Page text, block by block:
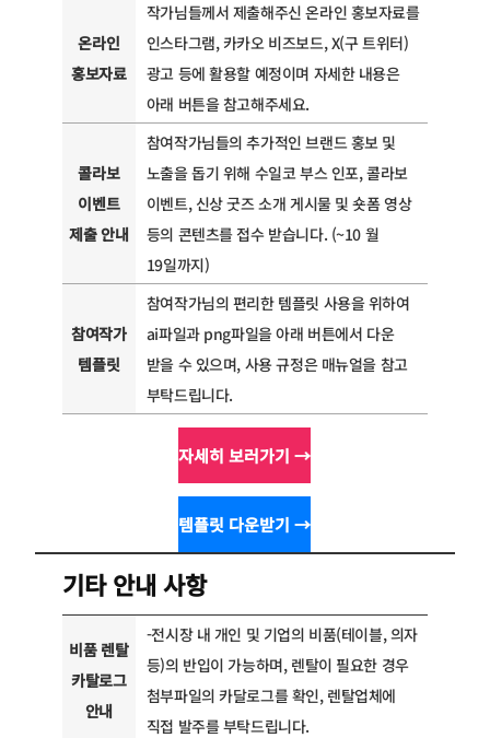
온라인
홍보자료
작가님들께서 제출해주신 온라인 홍보자료를
인스타그램, 카카오 비즈보드, X(구 트위터)
광고 등에 활용할 예정이며 자세한 내용은
아래 버튼을 참고해주세요.
콜라보
이벤트
제출 안내
참여작가님들의 추가적인 브랜드 홍보 및
노출을 돕기 위해 수일코 부스 인포, 콜라보
이벤트, 신상 굿즈 소개 게시물 및 숏폼 영상
등의 콘텐츠를 접수 받습니다. (~10 월
19일까지)
참여작가
템플릿
참여작가님의 편리한 템플릿 사용을 위하여
ai파일과 png파일을 아래 버튼에서 다운
받을 수 있으며, 사용 규정은 매뉴얼을 참고
부탁드립니다.
자세히 보러가기 →
템플릿 다운받기 →
기타 안내 사항
비품 렌탈
카탈로그
안내
-전시장 내 개인 및 기업의 비품(테이블, 의자
등)의 반입이 가능하며, 렌탈이 필요한 경우
첨부파일의 카달로그를 확인, 렌탈업체에
직접 발주를 부탁드립니다.